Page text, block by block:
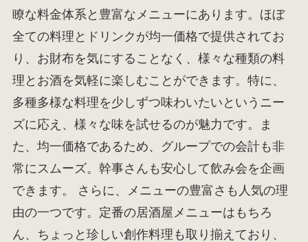
瞭な料金体系と豊富なメニューにあります。ほぼ
全ての料理とドリンクが均一価格で提供されてお
り、お財布を気にすることなく、様々な種類の料
理とお酒を気軽に楽しむことができます。特に、
多種多様な料理を少しずつ味わいたいというニー
ズに応え、様々な味を試せるのが魅力です。ま
た、均一価格であるため、グループでの会計も非
常にスムーズ。幹事さんも安心して飲み会を企画
できます。 さらに、メニューの豊富さも人気の理
由の一つです。定番の居酒屋メニューはもちろ
ん、ちょっと珍しい創作料理も取り揃えており、